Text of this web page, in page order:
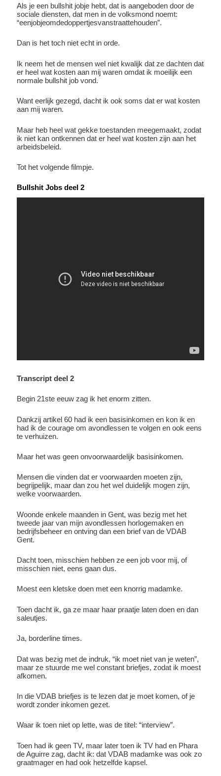
Als je een bullshit jobje hebt, dat is aangeboden door de
sociale diensten, dat men in de volksmond noemt:
“eenjobjeomdedoppertjesvanstraattehouden”.
Dan is het toch niet echt in orde.
Ik neem het de mensen wel niet kwalijk dat ze dachten dat
er heel wat kosten aan mij waren omdat ik moeilijk een
normale bullshit job vond.
Want eerlijk gezegd, dacht ik ook soms dat er wat kosten
aan mij waren.
Maar heb heel wat gekke toestanden meegemaakt, zodat
ik niet kan ontkennen dat er heel wat kosten zijn aan het
arbeidsbeleid.
Tot het volgende filmpje.
Bullshit Jobs deel 2
Transcript deel 2
Begin 21ste eeuw zag ik het enorm zitten.
Dankzij artikel 60 had ik een basisinkomen en kon ik en
had ik de courage om avondlessen te volgen en ook eens
te verhuizen.
Maar het was geen onvoorwaardelijk basisinkomen.
Mensen die vinden dat er voorwaarden moeten zijn,
begrijpelijk, maar dan zou het wel duidelijk mogen zijn,
welke voorwaarden.
Woonde enkele maanden in Gent, was bezig met het
tweede jaar van mijn avondlessen horlogemaken en
bedrijfsbeheer en ontving dan een brief van de VDAB
Gent.
Dacht toen, misschien hebben ze een job voor mij, of
misschien niet, eens gaan dus.
Moest een kletske doen met een knorrig madamke.
Toen dacht ik, ga ze maar haar praatje laten doen en dan
saleutjes.
Ja, borderline times.
Dat was bezig met de indruk, “ik moet niet van je weten”,
maar ze stuurde me wel constant briefjes, zodat ik moest
afkomen.
In die VDAB briefjes is te lezen dat je moet komen, of je
wordt zonder inkomen gezet.
Waar ik toen niet op lette, was de titel: “interview”.
Toen had ik geen TV, maar later toen ik TV had en Phara
de Aguirre zag, dacht ik: dat VDAB madamke was ook zo
graatmager en had ook hetzelfde kapsel.